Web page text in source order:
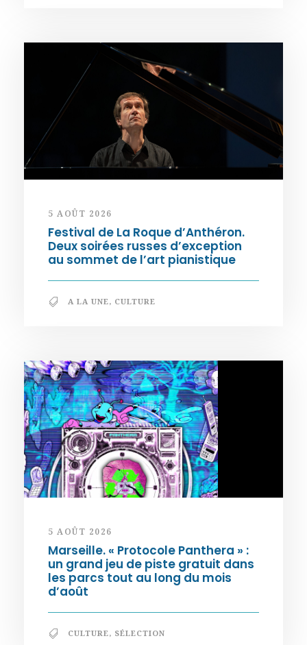
5 AOÛT 2026
Festival de La Roque d’Anthéron.
Deux soirées russes d’exception
au sommet de l’art pianistique
A LA UNE, CULTURE
5 AOÛT 2026
Marseille. « Protocole Panthera » :
un grand jeu de piste gratuit dans
les parcs tout au long du mois
d’août
CULTURE, SÉLECTION